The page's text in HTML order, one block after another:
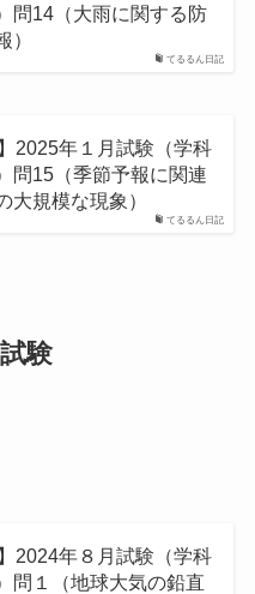
てるるん日記
問14（⼤⾬に関する防
）
てるるん日記
2025年１月試験（学科
問15（季節予報に関連
⼤規模な現象）
験
2024年８月試験（学科
問１（地球大気の鉛直